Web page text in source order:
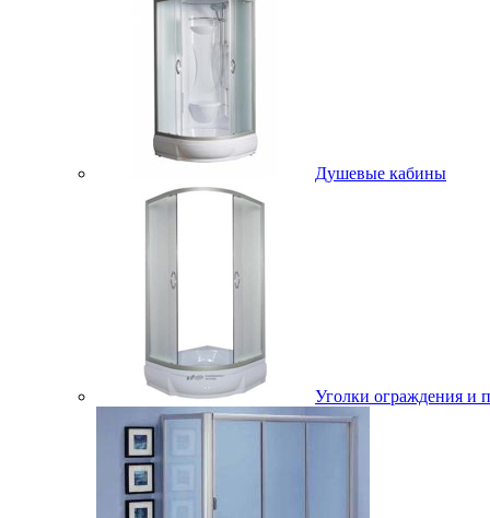
Душевые кабины
Уголки ограждения и